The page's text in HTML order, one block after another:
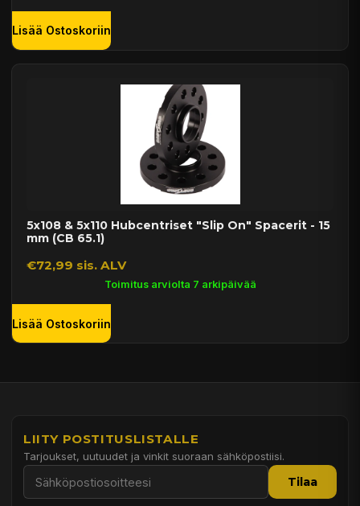
Lisää Ostoskoriin
5x108 & 5x110 Hubcentriset "Slip On" Spacerit - 15
mm (CB 65.1)
€72,99 sis. ALV
Toimitus arviolta 7 arkipäivää
Lisää Ostoskoriin
LIITY POSTITUSLISTALLE
Tarjoukset, uutuudet ja vinkit suoraan sähköpostiisi.
Tilaa